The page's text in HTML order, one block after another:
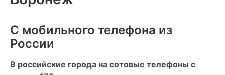
С мобильного телефона из
России
В российские города на сотовые телефоны с